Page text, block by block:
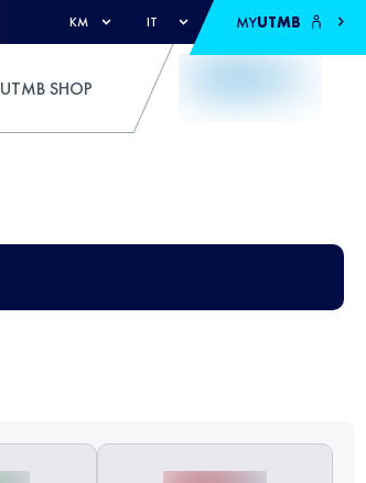
KM IT MYUTMB
UTMB SHOP